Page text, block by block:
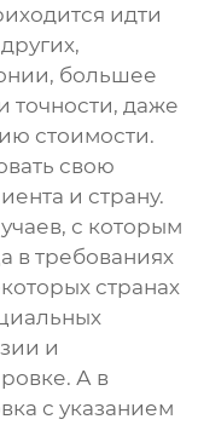
идти
большее
точности, даже
стоимости.
свою
и страну.
с которым
в требованиях
странах
и
А в
с указанием